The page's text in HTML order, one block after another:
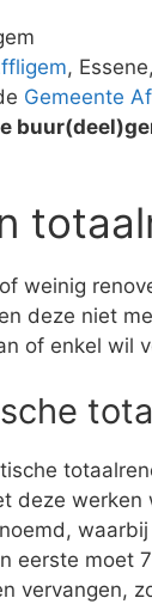
,
Gemeente
weinig
deze niet
of enkel wil
deze
eerste moet
vervangen,